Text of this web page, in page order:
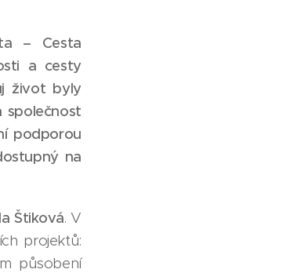
– Cesta
a cesty
život byly
společnost
podporou
na
Štiková. V
projektů:
působení